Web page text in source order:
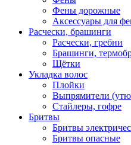
Фены дорожные
Аксессуары для
Расчески, брашинги
Расчески, гребни
Брашинги,
Щётки
Укладка волос
Плойки
Выпрямители
Стайлеры, гофре
Бритвы
Бритвы
Бритвы опасные